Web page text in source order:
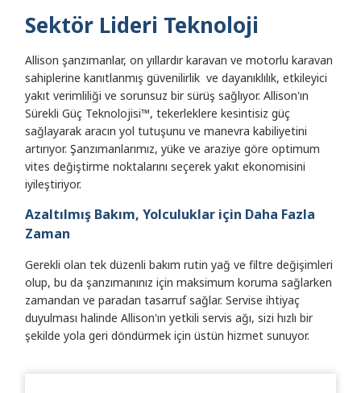
Sektör Lideri Teknoloji
Allison şanzımanlar, on yıllardır karavan ve motorlu karavan
sahiplerine kanıtlanmış güvenilirlik ve dayanıklılık, etkileyici
yakıt verimliliği ve sorunsuz bir sürüş sağlıyor. Allison'ın
Sürekli Güç Teknolojisi™, tekerleklere kesintisiz güç
sağlayarak aracın yol tutuşunu ve manevra kabiliyetini
artırıyor. Şanzımanlarımız, yüke ve araziye göre optimum
vites değiştirme noktalarını seçerek yakıt ekonomisini
iyileştiriyor.
Azaltılmış Bakım, Yolculuklar için Daha Fazla
Zaman
Gerekli olan tek düzenli bakım rutin yağ ve filtre değişimleri
olup, bu da şanzımanınız için maksimum koruma sağlarken
zamandan ve paradan tasarruf sağlar. Servise ihtiyaç
duyulması halinde Allison'ın yetkili servis ağı, sizi hızlı bir
şekilde yola geri döndürmek için üstün hizmet sunuyor.